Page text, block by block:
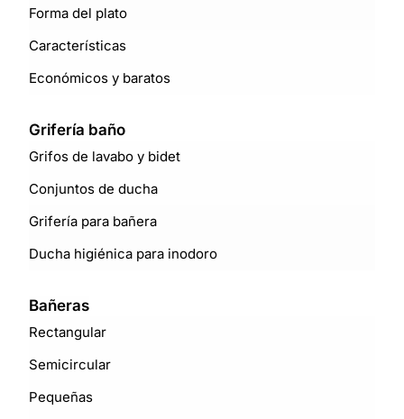
Forma del plato
Características
Económicos y baratos
Grifería baño
Grifos de lavabo y bidet
Conjuntos de ducha
Grifería para bañera
Ducha higiénica para inodoro
Bañeras
Rectangular
Semicircular
Pequeñas